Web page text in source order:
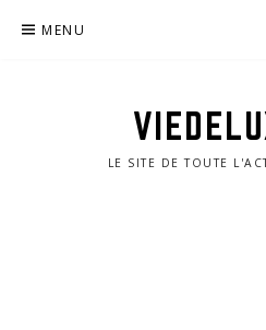
MENU
LE SITE DE TOUTE